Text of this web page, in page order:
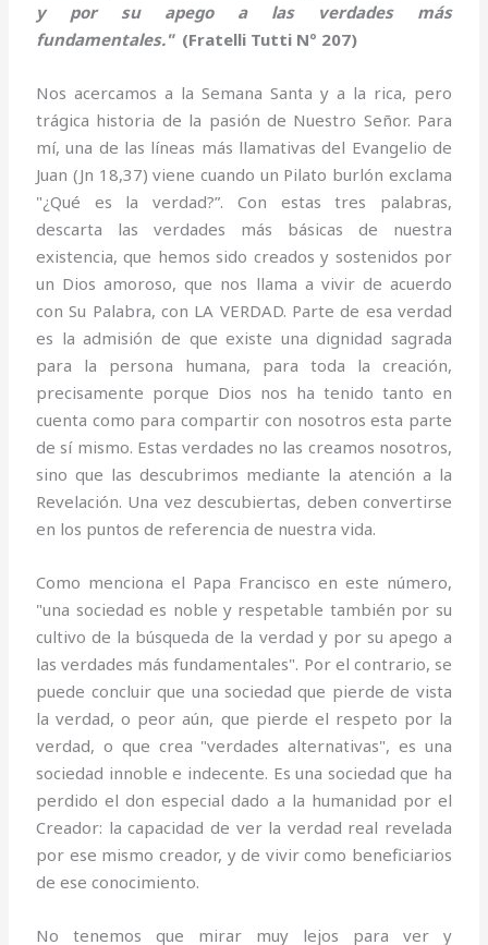
y por su apego a las verdades más
fundamentales." (Fratelli Tutti Nº 207)
Nos acercamos a la Semana Santa y a la rica, pero
trágica historia de la pasión de Nuestro Señor. Para
mí, una de las líneas más llamativas del Evangelio de
Juan (Jn 18,37) viene cuando un Pilato burlón exclama
"¿Qué es la verdad?”. Con estas tres palabras,
descarta las verdades más básicas de nuestra
existencia, que hemos sido creados y sostenidos por
un Dios amoroso, que nos llama a vivir de acuerdo
con Su Palabra, con LA VERDAD. Parte de esa verdad
es la admisión de que existe una dignidad sagrada
para la persona humana, para toda la creación,
precisamente porque Dios nos ha tenido tanto en
cuenta como para compartir con nosotros esta parte
de sí mismo. Estas verdades no las creamos nosotros,
sino que las descubrimos mediante la atención a la
Revelación. Una vez descubiertas, deben convertirse
en los puntos de referencia de nuestra vida.
Como menciona el Papa Francisco en este número,
"una sociedad es noble y respetable también por su
cultivo de la búsqueda de la verdad y por su apego a
las verdades más fundamentales". Por el contrario, se
puede concluir que una sociedad que pierde de vista
la verdad, o peor aún, que pierde el respeto por la
verdad, o que crea "verdades alternativas", es una
sociedad innoble e indecente. Es una sociedad que ha
perdido el don especial dado a la humanidad por el
Creador: la capacidad de ver la verdad real revelada
por ese mismo creador, y de vivir como beneficiarios
de ese conocimiento.
No tenemos que mirar muy lejos para ver y